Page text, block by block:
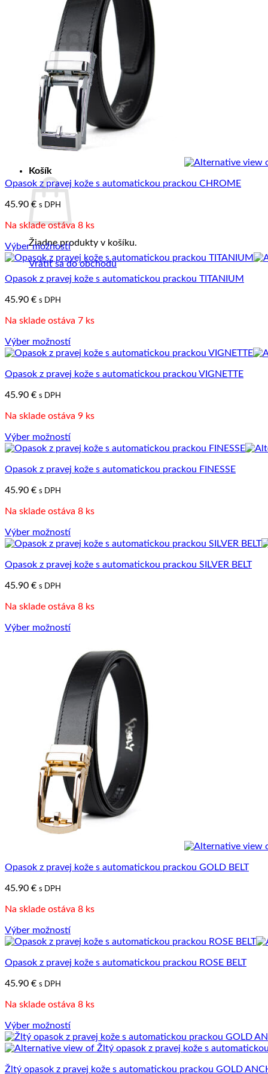
Košík /0.00
Žiadne produkty v košíku.
Vrátiť sa do obchodu
Pokladňa +
Košík
Žiadne produkty v košíku.
Vrátiť sa do obchodu
produktu.
Opasok z pravej kože s automatickou prackou CHROME
45.90€ s DPH
Na sklade ostáva 8 ks
Výber možností
Tento
produkt
má
variantov.
si
môžete
vybrať
na
stránke
Opasok z pravej kože s automatickou prackou TITANIUM
45.90 € s DPH
Na sklade ostáva 7 ks
Výber možností
Tento
má
variantov.
si
môžete
vybrať
na
stránke
Opasok z pravej kože s automatickou prackou VIGNETTE
45.90 € s DPH
Na sklade ostáva 9 ks
Výber možností
Tento
má
variantov.
si
môžete
vybrať
na
stránke
Opasok z pravej kože s automatickou prackou FINESSE
45.90 € s DPH
Na sklade ostáva 8 ks
Výber možností
Tento
má
variantov.
si
môžete
vybrať
Opasok z pravej kože s automatickou prackou SILVER BELT
45.90 € s DPH
Na sklade ostáva 8 ks
Výber možností
produktu.
Opasok z pravej kože s automatickou prackou GOLD BELT
45.90 € s DPH
Na sklade ostáva 8 ks
Výber možností
Tento
má
variantov.
si
môžete
vybrať
na
stránke
produktu.
Opasok z pravej kože s automatickou prackou ROSE BELT
45.90 € s DPH
Na sklade ostáva 8 ks
Výber možností
Tento
produkt
viacero
Žltý opasok z pravej kože s automatickou prackou GOLD